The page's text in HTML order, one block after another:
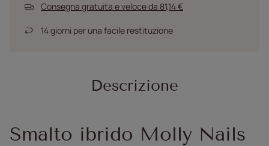
Consegna gratuita e veloceda 81,14 €
14giorni per una facile restituzione
Descrizione
Smalto ibrido Molly Nails